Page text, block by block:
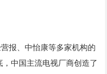
报、中怡康等多家机构的
中国主流电视厂商创造了